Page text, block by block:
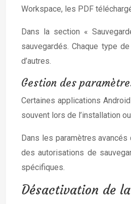
Workspace, les PDF
Dans la section «
sauvegardés. Chaque type
d’autres.
Gestion des
Certaines applications
souvent lors de l’installation
Dans les paramètres
des autorisations de
spécifiques.
Désactivation de